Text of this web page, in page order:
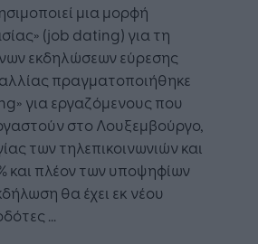
μια μορφή
(job dating) για τη
εκδηλώσεων εύρεσης
πραγματοποιήθηκε
για εργαζόμενους που
στο Λουξεμβούργο,
των τηλεπικοινωνιών και
και πλέον των υποψηφίων
θα έχει εκ νέου
...